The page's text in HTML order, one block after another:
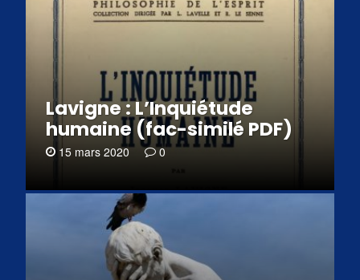
Lavigne : L’Inquiétude
humaine (fac-similé PDF)
15 mars 2020 0